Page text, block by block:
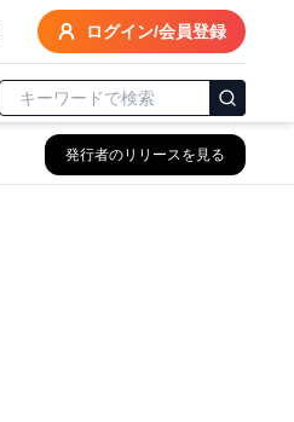
ログイン/会員登録
発行者のリリースを見る